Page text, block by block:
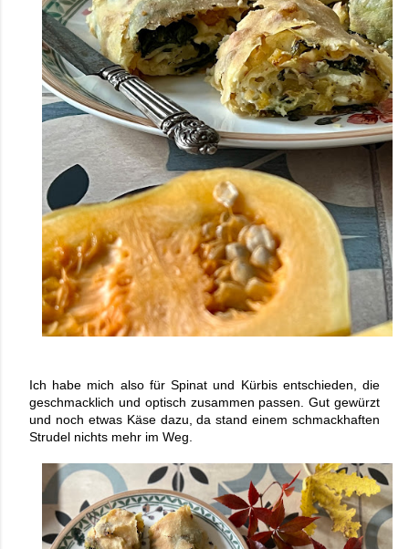
Ich habe mich also für Spinat und Kürbis entschieden, die
geschmacklich und optisch zusammen passen. Gut gewürzt
und noch etwas Käse dazu, da stand einem schmackhaften
Strudel nichts mehr im Weg.